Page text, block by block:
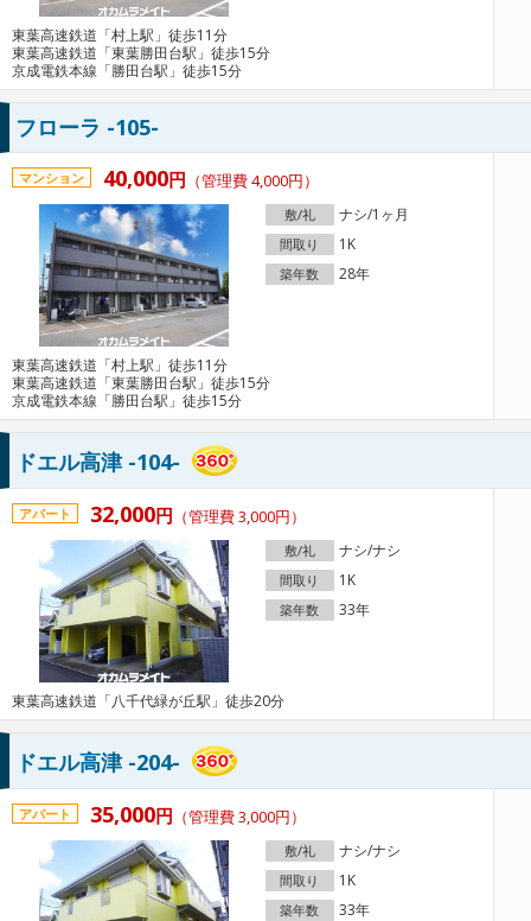
東葉高速鉄道「村上駅」徒歩11分
東葉高速鉄道「東葉勝田台駅」徒歩15分
京成電鉄本線「勝田台駅」徒歩15分
フローラ -105-
マンション 40,000円 （管理費 4,000円）
敷/礼 ナシ/1ヶ月
間取り 1K
築年数 28年
東葉高速鉄道「村上駅」徒歩11分
東葉高速鉄道「東葉勝田台駅」徒歩15分
京成電鉄本線「勝田台駅」徒歩15分
ドエル高津 -104-
アパート 32,000円 （管理費 3,000円）
敷/礼 ナシ/ナシ
間取り 1K
築年数 33年
東葉高速鉄道「八千代緑が丘駅」徒歩20分
ドエル高津 -204-
アパート 35,000円 （管理費 3,000円）
敷/礼 ナシ/ナシ
間取り 1K
築年数 33年